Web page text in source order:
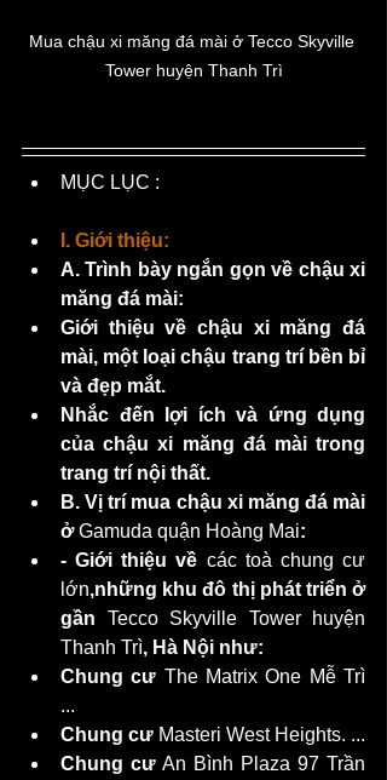
Mua chậu xi măng đá mài ở Tecco Skyville
Tower huyện Thanh Trì
MỤC LỤC :
I. Giới thiệu:
A. Trình bày ngắn gọn về chậu xi
măng đá mài:
Giới thiệu về chậu xi măng đá
mài, một loại chậu trang trí bền bỉ
và đẹp mắt.
Nhắc đến lợi ích và ứng dụng
của chậu xi măng đá mài trong
trang trí nội thất.
B. Vị trí mua chậu xi măng đá mài
ở Gamuda quận Hoàng Mai:
- Giới thiệu về các toà chung cư
lớn,những khu đô thị phát triển ở
gần Tecco Skyville Tower huyện
Thanh Trì, Hà Nội như:
Chung cư The Matrix One Mễ Trì
...
Chung cư Masteri West Heights. ...
Chung cư An Bình Plaza 97 Trần